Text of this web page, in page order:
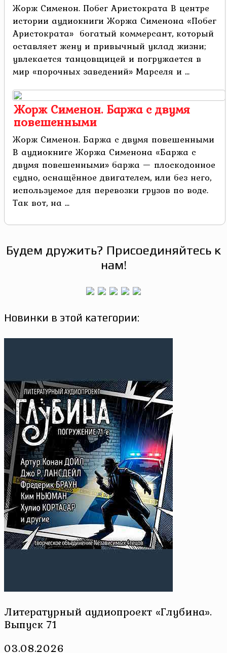
Жорж Сименон. Побег Аристократа В центре
истории аудиокниги Жоржа Сименона «Побег
Аристократа» богатый коммерсант, который
оставляет жену и привычный уклад жизни;
увлекается танцовщицей и погружается в
мир «порочных заведений» Марселя и ...
Жорж Сименон. Баржа с двумя
повешенными
Жорж Сименон. Баржа с двумя повешенными
В аудиокниге Жоржа Сименона «Баржа с
двумя повешенными» баржа — плоскодонное
судно, оснащённое двигателем, или без него,
используемое для перевозки грузов по воде.
Так вот, на ...
Будем дружить? Присоединяйтесь к
нам!
Новинки в этой категории:
Литературный аудиопроект «Глубина».
Выпуск 71
03.08.2026